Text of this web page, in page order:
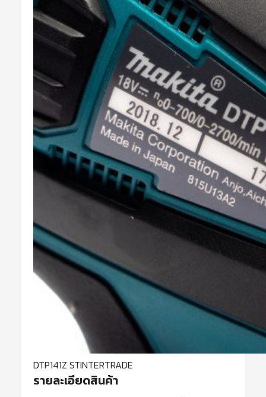
DTP141Z STINTERTRADE
รายละเอียดสินค้า